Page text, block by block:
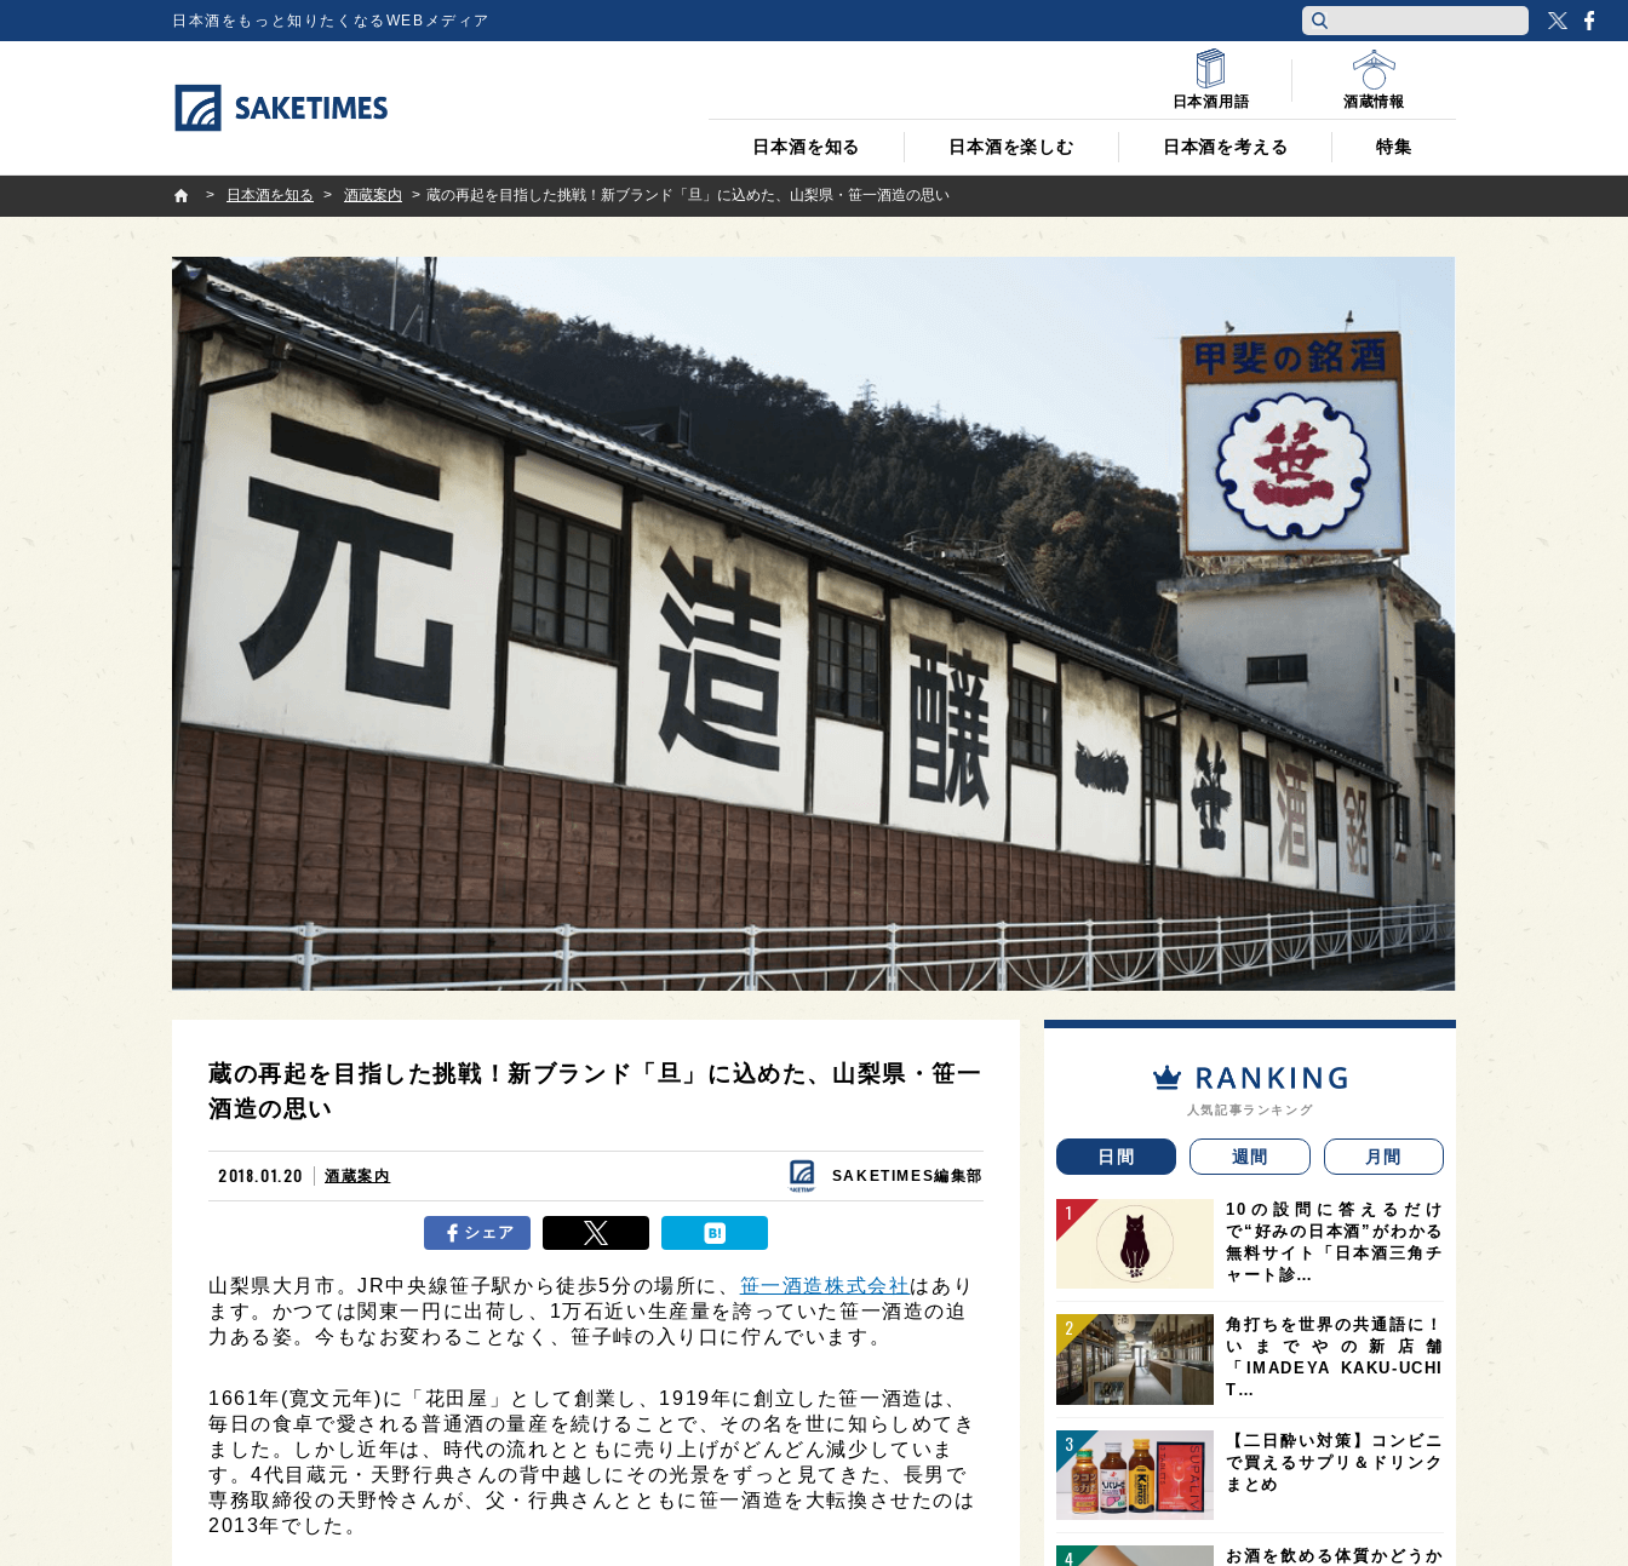
日本酒をもっと知りたくなるWEBメディア
日本酒を知る 日本酒を楽しむ 日本酒を考える 特集
日本酒用語 酒蔵情報
SAKETIMES
日本酒を知る
酒蔵案内 蔵の再起を目指した挑戦！新ブランド「旦」に込めた、山梨県・笹一酒造の思い
蔵の再起を目指した挑戦！新ブランド「旦」に込めた、山梨県・笹一
酒造の思い
2018.01.20 酒蔵案内 SAKETIMES編集部
シェア
山梨県大月市。JR中央線笹子駅から徒歩5分の場所に、 笹一酒造株式会社はあり
ます。かつては関東一円に出荷し、1万石近い生産量を誇っていた笹一酒造の迫
力ある姿。今もなお変わることなく、笹子峠の入り口に佇んでいます。
1661年(寛文元年)に「花田屋」として創業し、1919年に創立した笹一酒造は、
毎日の食卓で愛される普通酒の量産を続けることで、その名を世に知らしめてき
ました。しかし近年は、時代の流れとともに売り上げがどんどん減少していま
す。4代目蔵元・天野行典さんの背中越しにその光景をずっと見てきた、長男で
専務取締役の天野怜さんが、父・行典さんとともに笹一酒造を大転換させたのは
2013年でした。
人気記事ランキング
日間 週間 月間
10の設問に答えるだけ
で“好みの日本酒”がわかる
無料サイト「日本酒三角チ
ャート診…
角打ちを世界の共通語に！
いまでやの新店舗
「IMADEYA KAKU-UCHI
T…
【二日酔い対策】コンビニ
で買えるサプリ＆ドリンク
まとめ
お酒を飲める体質かどうか